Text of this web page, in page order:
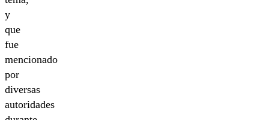
y
que
fue
mencionado
por
diversas
autoridades